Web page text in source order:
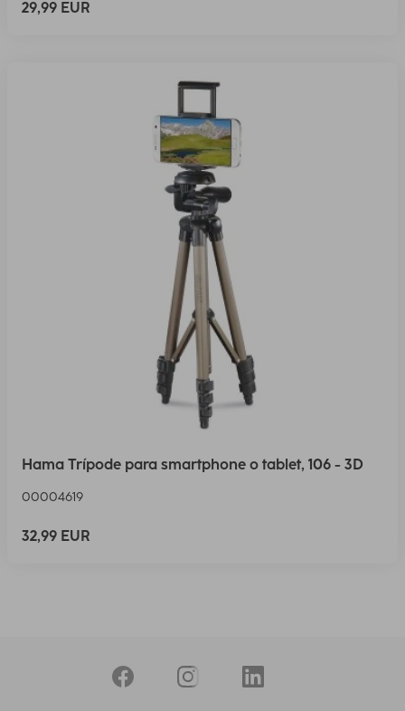
29,99 EUR
Hama Trípode para smartphone o tablet, 106 - 3D
00004619
32,99 EUR